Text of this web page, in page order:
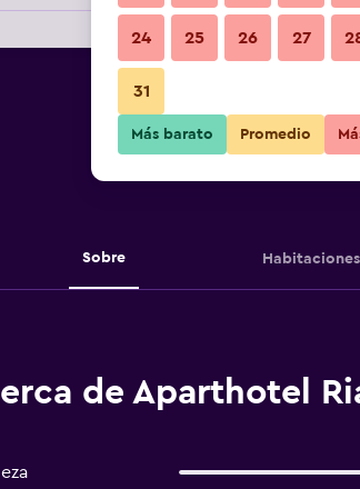
Sobre Habitaciones
de Aparthotel
24 25 26 27
31
Más barato Promedio